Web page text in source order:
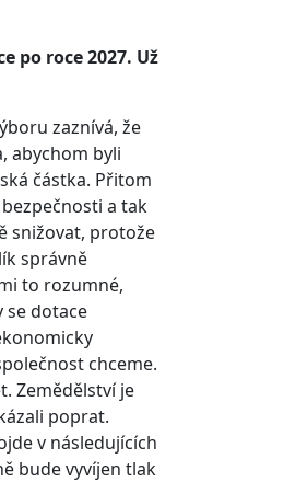
po roce 2027. Už
zaznívá, že
abychom byli
částka. Přitom
a tak
snižovat, protože
správně
to rozumné,
se dotace
chceme.
Zemědělství je
poprat.
v následujících
bude vyvíjen tlak